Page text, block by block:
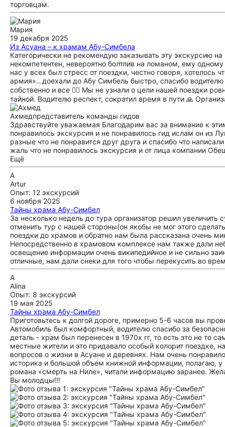
торговцам.
Мария
19 декабря 2025
Из Асуана – к храмам Абу-Симбела
Категорически не рекомендую заказывать эту экскурсию
некомпетентен, невероятно болтлив на ломаном, ему
нас у всех был стресс от поездки, честно говоря, хотелось
армия»…доехали до Абу Симбель быстро, спасибо
собственно и все 🤷‍♀️ Мы не узнали о цели нашей поездки
тайной. Водителю респект, сократил время в пути 🙏
Ахмедпредставитель команды гидов
Здравствуйте уважаемая Благодарим вас за внимание к
понравилось экскурсия и не понравилось гид ислам он из
разные что не понравится друг друга и спасибо что
жаль что не понравилось экскурсия и от лица компании
Ещё
A
Artur
Опыт: 12 экскурсий
6 ноября 2025
Тайны храма Абу-Симбел
За несколько недель до тура организатор решил
отменить тур с нашей стороны(он якобы не мог этого
поездки до храмов и обратно нам была рассказана очень
Непосредственно в храмовом комплексе нам также дали
освещение информации очень википедийное и не сильно
отличные, нам дали снеки для того чтобы перекусить во
A
Alina
Опыт: 8 экскурсий
19 мая 2025
Тайны храма Абу-Симбел
Приготовьтесь к долгой дороге, примерно 5-6 часов вы
Автомобиль был комфортный, водителю спасибо за
деталь - храм был перенесен в 1970х гг, то есть это не то
местные жители и это придавало особый колорит поездке,
вопросов о жизни в Асуане и деревнях. Нам очень
историка и большой объем книжной информации, полагаю,
романа «смерть на Ниле», читали информацию заранее.
Вы молодцы!!!